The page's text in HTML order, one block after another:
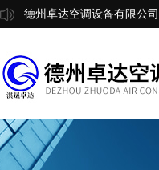
德州卓达空调设备有限公司